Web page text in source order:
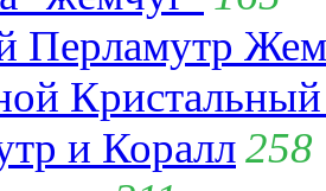
Перламутр
и Коралл258